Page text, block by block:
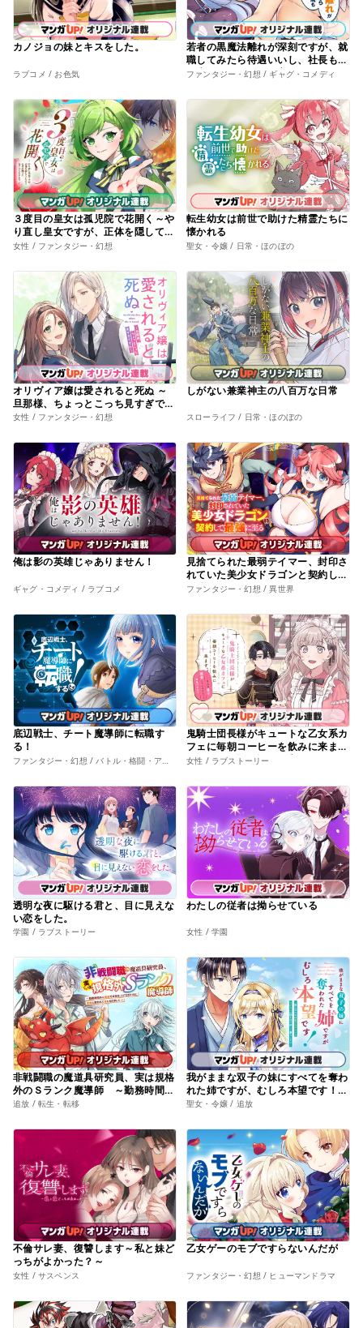
カノジョの妹とキスをした。
ラブコメ / お色気
若者の黒魔法離れが深刻ですが、就
職してみたら待遇いいし、社長も使
い魔もかわいくて最高です！
ファンタジー・幻想 / ギャグ・コメディ
３度目の皇女は孤児院で花開く～や
り直し皇女ですが、正体を隠してい
たのになぜか殿下に気に入られまし
女性 / ファンタジー・幻想
転生幼女は前世で助けた精霊たちに
懐かれる
聖女・令嬢 / 日常・ほのぼの
オリヴィア嬢は愛されると死ぬ ～
旦那様、ちょっとこっち見すぎです
わ～
女性 / ファンタジー・幻想
しがない兼業神主の八百万な日常
スローライフ / 日常・ほのぼの
俺は影の英雄じゃありません！
ギャグ・コメディ / ラブコメ
見捨てられた最弱テイマー、封印さ
れていた美少女ドラゴンと契約して
最強に至る
ファンタジー・幻想 / 異世界
底辺戦士、チート魔導師に転職す
る！
鬼騎士団長様がキュートな乙女系カ
フェに毎朝コーヒーを飲みに来ま
す。……平凡な私を溺愛しているか
女性 / ラブストーリー
透明な夜に駆ける君と、目に見えな
い恋をした。
学園 / ラブストーリー
わたしの従者は拗らせている
女性 / 学園
非戦闘職の魔道具研究員、実は規格
外のＳランク魔導師 ～勤務時間外
に無給で成果を上げてきたのに無能
追放 / 転生・転移
我がままな双子の妹にすべてを奪わ
れた姉ですが、むしろ本望です！～
第二の人生は愛するグルメともふも
聖女・令嬢 / 追放
不倫サレ妻、復讐します～私と妹ど
っちがよかった？～
女性 / サスペンス
乙女ゲーのモブですらないんだが
ファンタジー・幻想 / ヒューマンドラマ